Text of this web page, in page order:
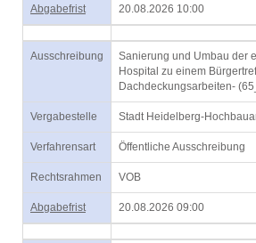
Abgabefrist 20.08.2026 10:00
Ausschreibung
Sanierung und Umbau der
Hospital zu einem
Dachdeckungsarbeiten-
Vergabestelle Stadt Heidelberg-
Verfahrensart Öffentliche Ausschreibung
Rechtsrahmen VOB
Abgabefrist 20.08.2026 09:00